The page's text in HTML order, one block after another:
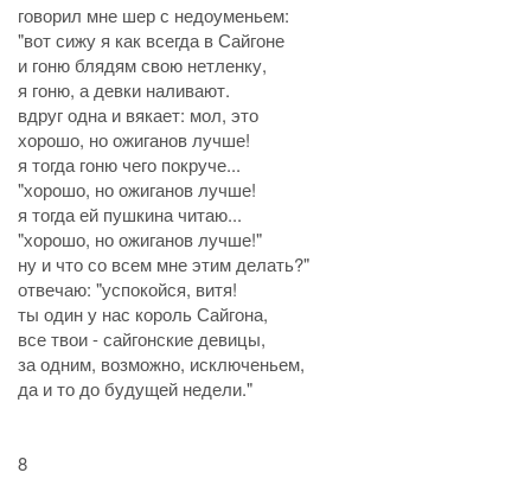
говорил мне шер с недоуменьем:
"вот сижу я как всегда в Сайгоне
и гоню блядям свою нетленку,
я гоню, а девки наливают.
вдруг одна и вякает: мол, это
хорошо, но ожиганов лучше!
я тогда гоню чего покруче...
"хорошо, но ожиганов лучше!
я тогда ей пушкина читаю...
"хорошо, но ожиганов лучше!"
ну и что со всем мне этим делать?"
отвечаю: "успокойся, витя!
ты один у нас король Сайгона,
все твои - сайгонские девицы,
за одним, возможно, исключеньем,
да и то до будущей недели."
8